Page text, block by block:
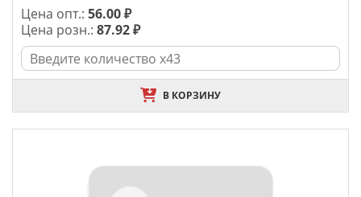
Цена опт.: 56.00 ₽
Цена розн.: 87.92 ₽
В КОРЗИНУ